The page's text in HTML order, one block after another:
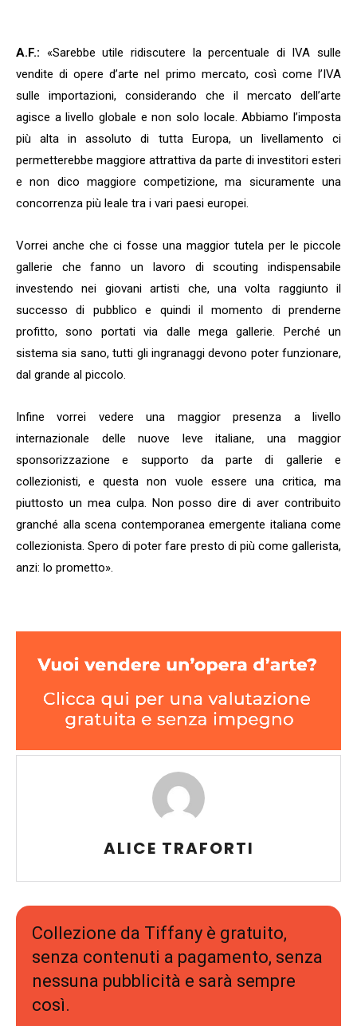
A.F.: «Sarebbe utile ridiscutere la percentuale di IVA sulle
vendite di opere d’arte nel primo mercato, così come l’IVA
sulle importazioni, considerando che il mercato dell’arte
agisce a livello globale e non solo locale. Abbiamo l’imposta
più alta in assoluto di tutta Europa, un livellamento ci
permetterebbe maggiore attrattiva da parte di investitori esteri
e non dico maggiore competizione, ma sicuramente una
concorrenza più leale tra i vari paesi europei.
Vorrei anche che ci fosse una maggior tutela per le piccole
gallerie che fanno un lavoro di scouting indispensabile
investendo nei giovani artisti che, una volta raggiunto il
successo di pubblico e quindi il momento di prenderne
profitto, sono portati via dalle mega gallerie. Perché un
sistema sia sano, tutti gli ingranaggi devono poter funzionare,
dal grande al piccolo.
Infine vorrei vedere una maggior presenza a livello
internazionale delle nuove leve italiane, una maggior
sponsorizzazione e supporto da parte di gallerie e
collezionisti, e questa non vuole essere una critica, ma
piuttosto un mea culpa. Non posso dire di aver contribuito
granché alla scena contemporanea emergente italiana come
collezionista. Spero di poter fare presto di più come gallerista,
anzi: lo prometto».
ALICE TRAFORTI
Collezione da Tiffany è gratuito,
senza contenuti a pagamento, senza
nessuna pubblicità e sarà sempre
così.